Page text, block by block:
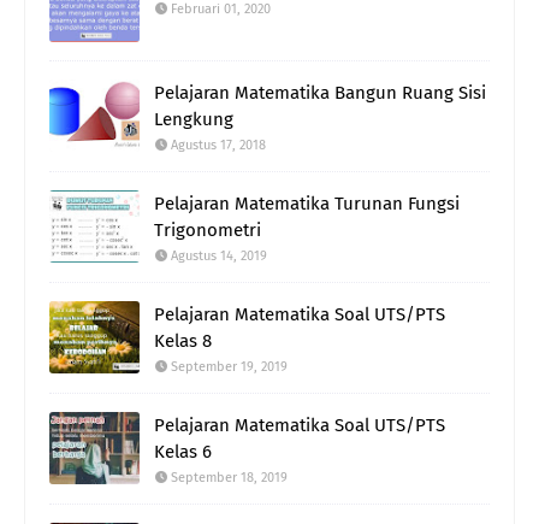
Februari 01, 2020
Pelajaran Matematika Bangun Ruang Sisi
Lengkung
Agustus 17, 2018
Pelajaran Matematika Turunan Fungsi
Trigonometri
Agustus 14, 2019
Pelajaran Matematika Soal UTS/PTS
Kelas 8
September 19, 2019
Pelajaran Matematika Soal UTS/PTS
Kelas 6
September 18, 2019